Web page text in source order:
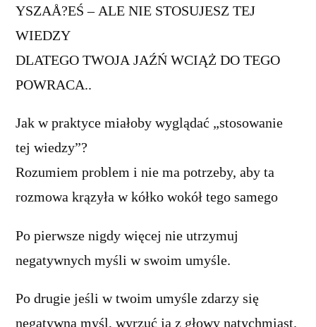
YSZAÅ?EŚ – ALE NIE STOSUJESZ TEJ
WIEDZY
DLATEGO TWOJA JAŹŃ WCIĄŻ DO TEGO
POWRACA..
Jak w praktyce miałoby wyglądać „stosowanie
tej wiedzy”?
Rozumiem problem i nie ma potrzeby, aby ta
rozmowa krązyła w kółko wokół tego samego
Po pierwsze nigdy więcej nie utrzymuj
negatywnych myśli w swoim umyśle.
Po drugie jeśli w twoim umyśle zdarzy się